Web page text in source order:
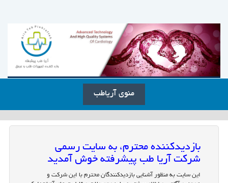
منوی آریاطب
بازدیدکننده محترم، به سایت رسمی
شرکت آریا طب پیشرفته خوش آمدید
این سایت به منظور آشنایی بازدیدکنندگان محترم با این شرکت و